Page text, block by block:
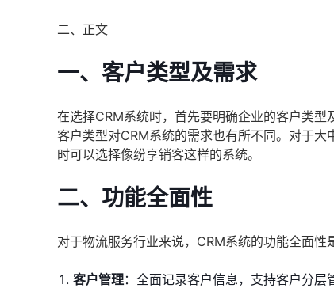
二、正文
一、客户类型及需求
在选择CRM系统时，首先要明确企业的客户类
客户类型对CRM系统的需求也有所不同。对于
时可以选择像纷享销客这样的系统。
二、功能全面性
对于物流服务行业来说，CRM系统的功能全面性
客户管理：全面记录客户信息，支持客户分层